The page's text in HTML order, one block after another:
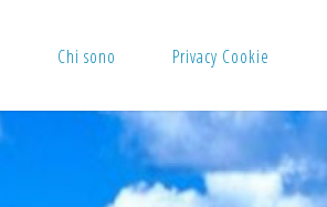
Chi sono Privacy Cookie